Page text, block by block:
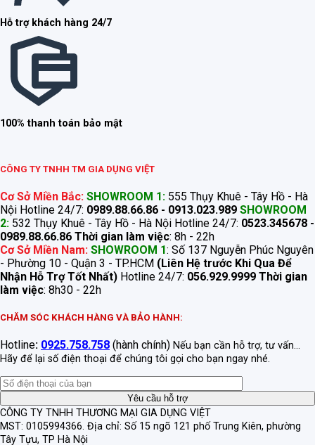
Hỗ trợ khách hàng 24/7
100% thanh toán bảo mật
CÔNG TY TNHH TM GIA DỤNG VIỆT
Cơ Sở Miền Bắc: SHOWROOM 1: 555 Thụy Khuê - Tây Hồ - Hà
Nội Hotline 24/7: 0989.88.66.86 - 0913.023.989 SHOWROOM
2: 532 Thụy Khuê - Tây Hồ - Hà Nội Hotline 24/7: 0523.345678 -
0989.88.66.86 Thời gian làm việc: 8h - 22h
Cơ Sở Miền Nam: SHOWROOM 1: Số 137 Nguyễn Phúc Nguyên
- Phường 10 - Quận 3 - TP.HCM (Liên Hệ trước Khi Qua Để
Nhận Hỗ Trợ Tốt Nhất) Hotline 24/7: 056.929.9999 Thời gian
làm việc: 8h30 - 22h
CHĂM SÓC KHÁCH HÀNG VÀ BẢO HÀNH:
Hotline: 0925.758.758 (hành chính) Nếu bạn cần hỗ trợ, tư vấn...
Hãy để lại số điện thoại để chúng tôi gọi cho bạn ngay nhé.
CÔNG TY TNHH THƯƠNG MẠI GIA DỤNG VIỆT
MST: 0105994366. Địa chỉ: Số 15 ngõ 121 phố Trung Kiên, phường
Tây Tựu, TP Hà Nội